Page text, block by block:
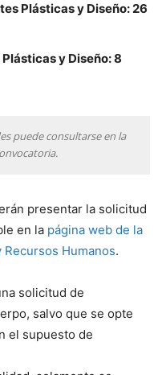
Plásticas y Diseño: 26
y Diseño: 8
puede consultarse en la
presentar la solicitud
en la página web de la
Humanos.
solicitud de
salvo que se opte
el supuesto de